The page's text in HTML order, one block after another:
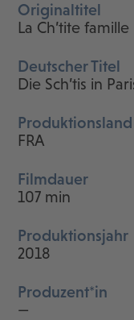
Originaltitel
La Ch’tite famille
Deutscher Titel
Die Sch’tis in
Produktionsland
FRA
Filmdauer
107 min
Produktionsjahr
2018
Produzent*in
—